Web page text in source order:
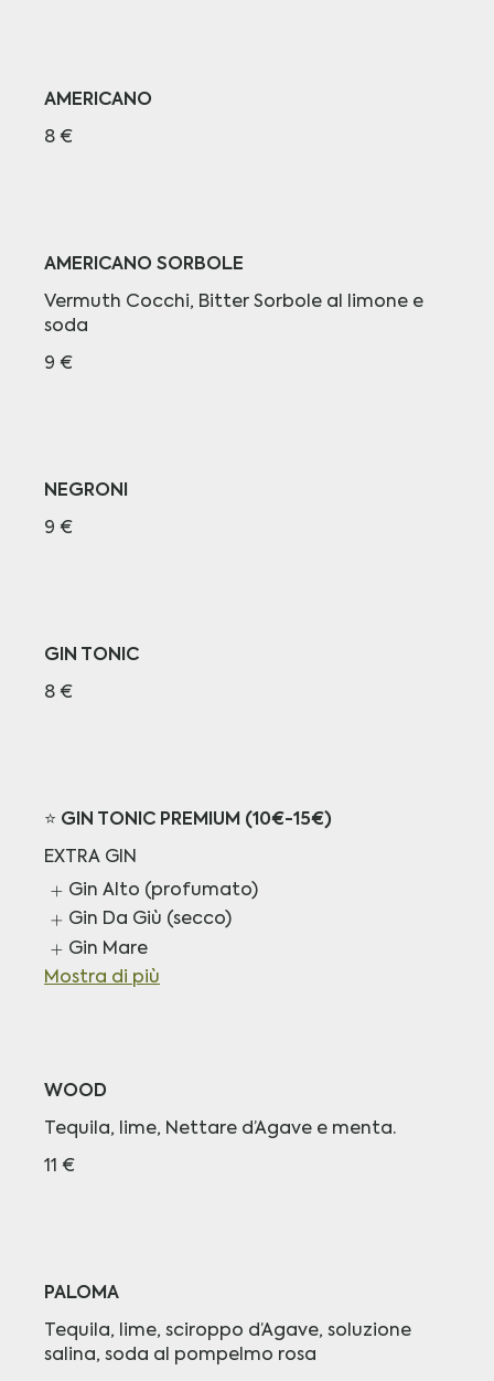
AMERICANO
8 €
AMERICANO SORBOLE
Vermuth Cocchi, Bitter Sorbole al limone e
soda
9 €
NEGRONI
9 €
GIN TONIC
8 €
⭐️ GIN TONIC PREMIUM (10€-15€)
EXTRA GIN
Gin Alto (profumato)
Gin Da Giù (secco)
Gin Mare
Mostra di più
WOOD
Tequila, lime, Nettare d’Agave e menta.
11 €
PALOMA
Tequila, lime, sciroppo d’Agave, soluzione
salina, soda al pompelmo rosa